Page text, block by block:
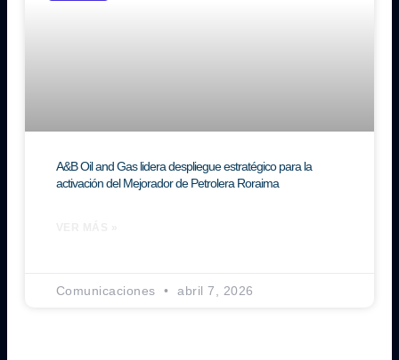
A&B Oil and Gas lidera despliegue estratégico para la
activación del Mejorador de Petrolera Roraima
Comunicaciones abril 7, 2026